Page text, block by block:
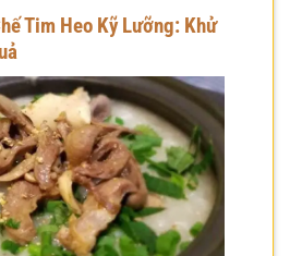
Tim Heo Kỹ Lưỡng: Khử